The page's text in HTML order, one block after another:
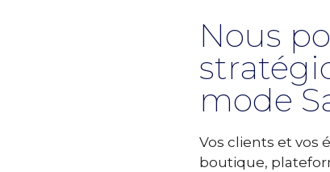
Nous
mode
Vos clients et vos
boutique,